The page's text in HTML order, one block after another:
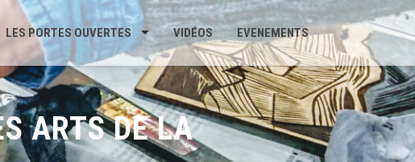
LES PORTES OUVERTES VIDÉOS EVENEMENTS
ARTS DE LA